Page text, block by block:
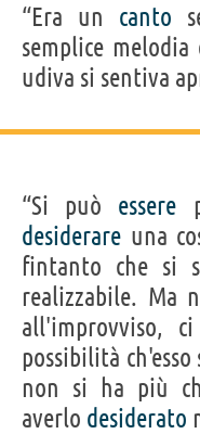
“Era un canto
semplice
udiva si sentiva
“Si può essere
desiderare una
fintanto che si
realizzabile. Ma
all'improvviso,
possibilità
non si ha più
averlo desiderato